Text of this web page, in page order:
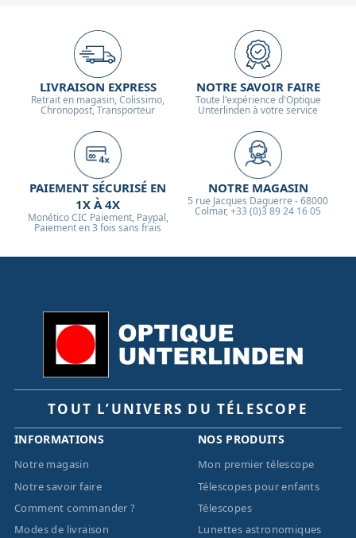
LIVRAISON EXPRESS
Retrait en magasin, Colissimo,
Chronopost, Transporteur
NOTRE SAVOIR FAIRE
Toute l'expérience d'Optique
Unterlinden à votre service
PAIEMENT SÉCURISÉ EN
1X À 4X
Monético CIC Paiement, Paypal,
Paiement en 3 fois sans frais
NOTRE MAGASIN
5 rue Jacques Daguerre - 68000
Colmar, +33 (0)3 89 24 16 05
TOUT L’UNIVERS DU TÉLESCOPE
INFORMATIONS
Notre magasin
Notre savoir faire
Comment commander ?
Modes de livraison
NOS PRODUITS
Mon premier télescope
Télescopes pour enfants
Télescopes
Lunettes astronomiques